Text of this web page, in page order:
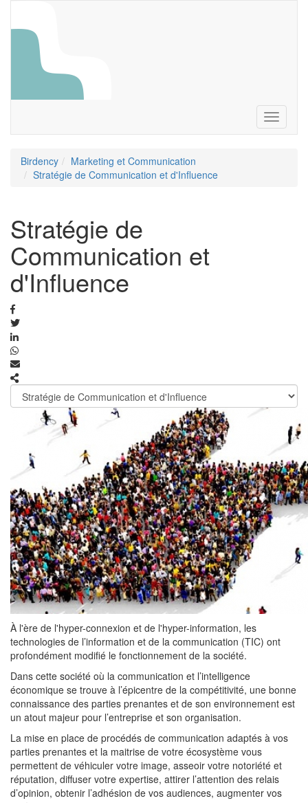
Toggle
Birdency
Marketing et Communication
Stratégie de Communication et d'Influence
Stratégie de
Communication et
d'Influence
À l'ère de l'hyper-connexion et de l'hyper-information, les
technologies de l’information et de la communication (TIC) ont
profondément modifié le fonctionnement de la société.
Dans cette société où la communication et l’intelligence
économique se trouve à l’épicentre de la compétitivité, une bonne
connaissance des parties prenantes et de son environnement est
un atout majeur pour l’entreprise et son organisation.
La mise en place de procédés de communication adaptés à vos
parties prenantes et la maitrise de votre écosystème vous
permettent de véhiculer votre image, asseoir votre notoriété et
réputation, diffuser votre expertise, attirer l’attention des relais
d’opinion, obtenir l’adhésion de vos audiences, augmenter vos